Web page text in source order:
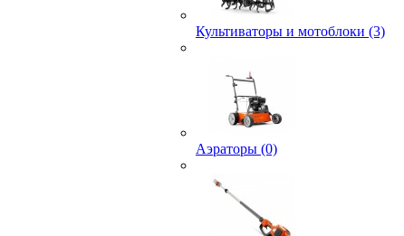
Культиваторы и мотоблоки (3)
Аэраторы (0)